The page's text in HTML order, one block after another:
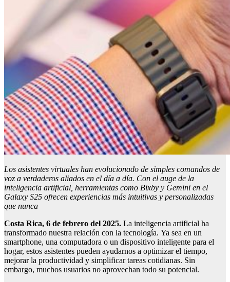
Los asistentes virtuales han evolucionado de simples comandos de
voz a verdaderos aliados en el día a día. Con el auge de la
inteligencia artificial, herramientas como Bixby y Gemini en el
Galaxy S25 ofrecen experiencias más intuitivas y personalizadas
que nunca
Costa Rica, 6 de febrero del 2025. La inteligencia artificial ha
transformado nuestra relación con la tecnología. Ya sea en un
smartphone, una computadora o un dispositivo inteligente para el
hogar, estos asistentes pueden ayudarnos a optimizar el tiempo,
mejorar la productividad y simplificar tareas cotidianas. Sin
embargo, muchos usuarios no aprovechan todo su potencial.